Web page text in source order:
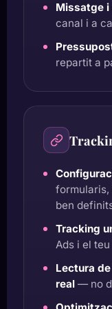
Missatge
canal i a
repartit a
formularis,
ben
Tracking
Ads i el
Lectura
real — no